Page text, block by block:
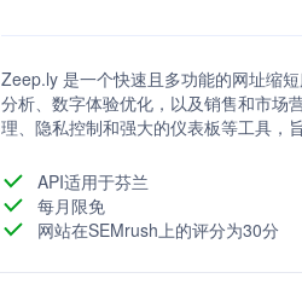
Zeep.ly 是一个快速且多功能的网址缩
分析、数字体验优化，以及销售和市场
理、隐私控制和强大的仪表板等工具，
API适用于芬兰
每月限免
网站在SEMrush上的评分为30分